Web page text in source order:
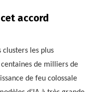
accord
clusters les plus
de milliers de
de feu colossale